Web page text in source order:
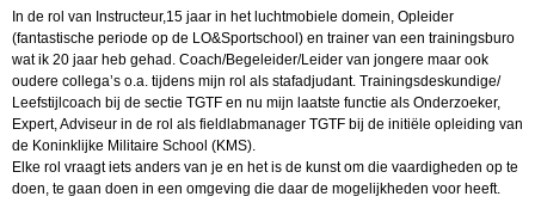
In de rol van Instructeur,15 jaar in het luchtmobiele domein, Opleider
(fantastische periode op de LO&Sportschool) en trainer van een trainingsburo
wat ik 20 jaar heb gehad. Coach/Begeleider/Leider van jongere maar ook
oudere collega’s o.a. tijdens mijn rol als stafadjudant. Trainingsdeskundige/
Leefstijlcoach bij de sectie TGTF en nu mijn laatste functie als Onderzoeker,
Expert, Adviseur in de rol als fieldlabmanager TGTF bij de initiële opleiding van
de Koninklijke Militaire School (KMS).
Elke rol vraagt iets anders van je en het is de kunst om die vaardigheden op te
doen, te gaan doen in een omgeving die daar de mogelijkheden voor heeft.